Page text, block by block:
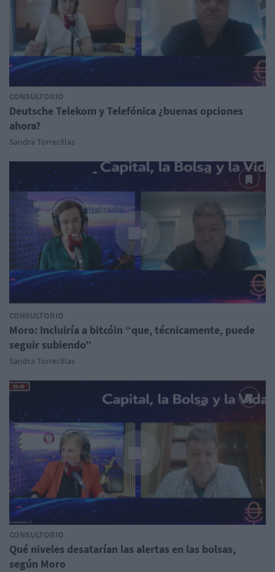
CONSULTORIO
Deutsche Telekom y Telefónica ¿buenas opciones
ahora?
Sandra Torrecillas
CONSULTORIO
Moro: Incluiría a bitcóin “que, técnicamente, puede
seguir subiendo”
Sandra Torrecillas
CONSULTORIO
Qué niveles desatarían las alertas en las bolsas,
según Moro